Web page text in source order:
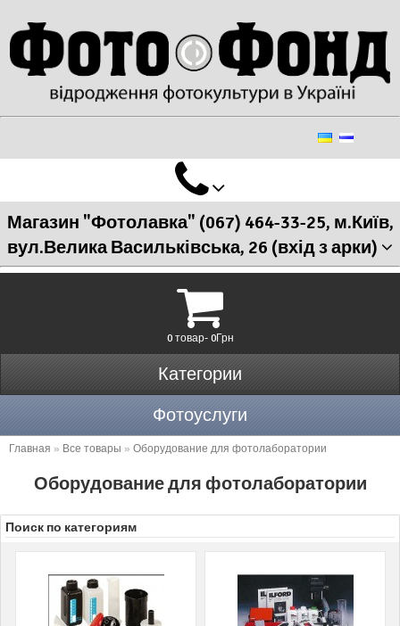
Магазин "Фотолавка" (067) 464-33-25, м.Київ,
вул.Велика Васильківська, 26 (вхід з арки)
0 товар- 0Грн
Категории
Фотоуслуги
Главная » Все товары » Оборудование для фотолаборатории
Оборудование для фотолаборатории
Поиск по категориям